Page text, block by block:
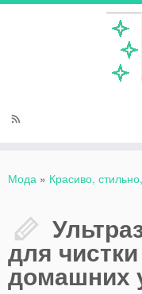
Мода » Красиво,
для
домашних